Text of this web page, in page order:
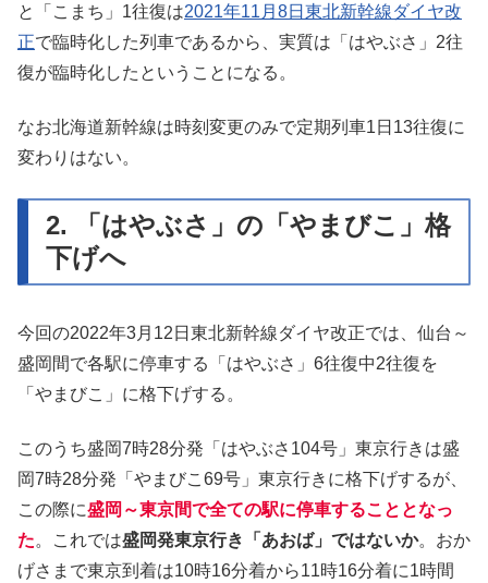
と「こまち」1往復は2021年11月8日東北新幹線ダイヤ改
正で臨時化した列車であるから、実質は「はやぶさ」2往
復が臨時化したということになる。
なお北海道新幹線は時刻変更のみで定期列車1日13往復に
変わりはない。
2. 「はやぶさ」の「やまびこ」格
下げへ
今回の2022年3月12日東北新幹線ダイヤ改正では、仙台～
盛岡間で各駅に停車する「はやぶさ」6往復中2往復を
「やまびこ」に格下げする。
このうち盛岡7時28分発「はやぶさ104号」東京行きは盛
岡7時28分発「やまびこ69号」東京行きに格下げするが、
この際に盛岡～東京間で全ての駅に停車することとなっ
た。これでは盛岡発東京行き「あおば」ではないか。おか
げさまで東京到着は10時16分着から11時16分着に1時間